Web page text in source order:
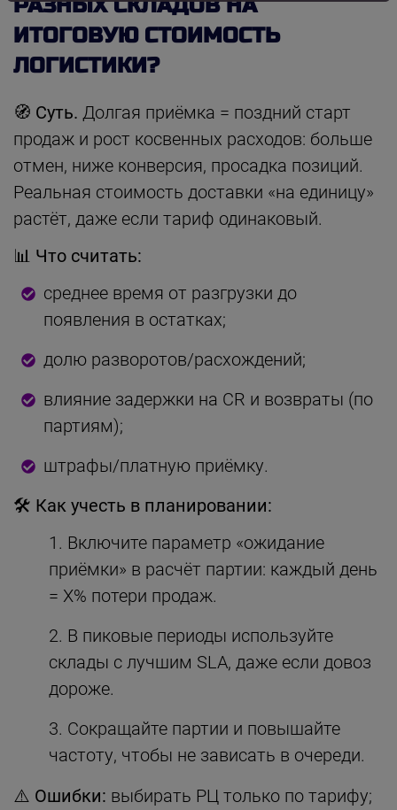
РАЗНЫХ СКЛАДОВ НА
ИТОГОВУЮ СТОИМОСТЬ
ЛОГИСТИКИ?
🧭 Суть. Долгая приёмка = поздний старт
продаж и рост косвенных расходов: больше
отмен, ниже конверсия, просадка позиций.
Реальная стоимость доставки «на единицу»
растёт, даже если тариф одинаковый.
📊 Что считать:
среднее время от разгрузки до
появления в остатках;
долю разворотов/расхождений;
влияние задержки на CR и возвраты (по
партиям);
штрафы/платную приёмку.
🛠 Как учесть в планировании:
Включите параметр «ожидание
приёмки» в расчёт партии: каждый день
= X% потери продаж.
В пиковые периоды используйте
склады с лучшим SLA, даже если довоз
дороже.
Сокращайте партии и повышайте
частоту, чтобы не зависать в очереди.
⚠️ Ошибки: выбирать РЦ только по тарифу;